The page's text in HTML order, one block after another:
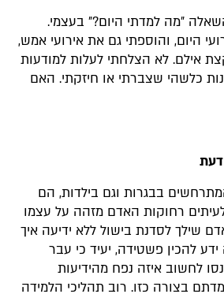
״מה למדתי היום?״ בעצמי.
היום, והוספתי גם את אירועי אמש,
אילם. לא הצלחתי לעלות למודעות
כלשהי שצברתי או חיזקתי. האם
בבגרות וגם בילדות, הם
רחוקות האדם מזהה על עצמו
שילך לסדנת בישול ללא ידיעה איך
להכין פשטידה, יעיד כי עבר
לחשוב איזה נפח מהידיעות
בצורה כזו. רוב תהליכי הלמידה